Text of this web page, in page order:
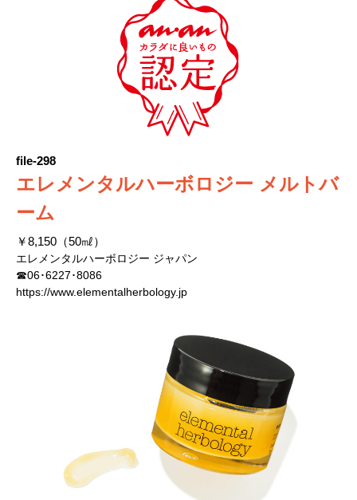
file-298
エレメンタルハーボロジー メルトバ
ーム
￥8,150（50㎖）
エレメンタルハーボロジー ジャパン
☎06･6227･8086
https://www.elementalherbology.jp